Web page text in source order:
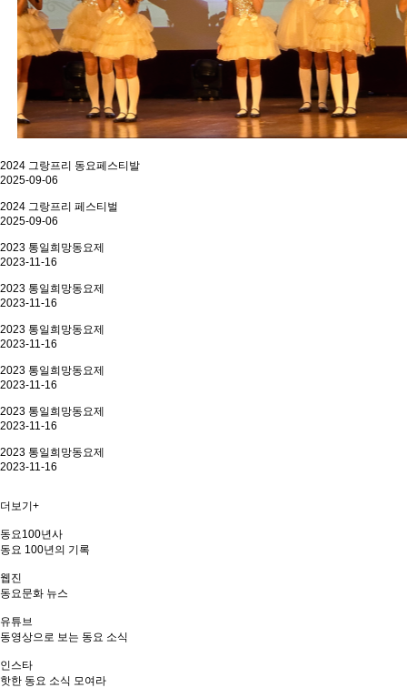
2024 그랑프리 동요페스티발
2025-09-06
2024 그랑프리 페스티벌
2025-09-06
2023 통일희망동요제
2023-11-16
2023 통일희망동요제
2023-11-16
2023 통일희망동요제
2023-11-16
2023 통일희망동요제
2023-11-16
2023 통일희망동요제
2023-11-16
2023 통일희망동요제
2023-11-16
더보기+
동요100년사
동요 100년의 기록
웹진
동요문화 뉴스
유튜브
동영상으로 보는 동요 소식
인스타
핫한 동요 소식 모여라